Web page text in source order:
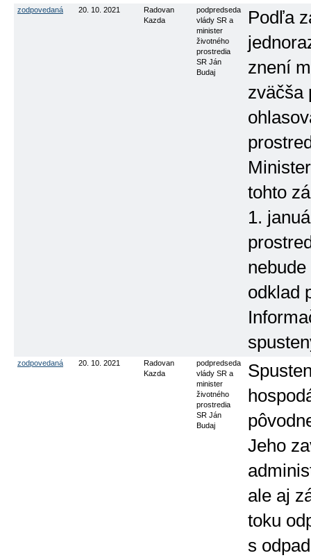
zodpovedaná 20. 10. 2021
Radovan
Kazda
podpredseda
vlády SR a
minister
životného
prostredia
SR Ján
Budaj
Podľa
znení
zväčša
tohto
1.
odklad
zodpovedaná 20. 10. 2021
Radovan
Kazda
podpredseda
vlády SR a
minister
životného
prostredia
SR Ján
Budaj
Jeho
ale aj
toku
s